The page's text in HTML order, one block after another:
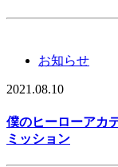
お知らせ
2021.08.10
僕のヒーローアカ
ミッション